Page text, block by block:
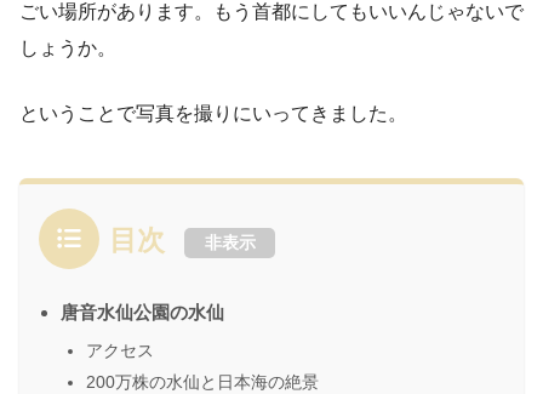
ごい場所があります。もう首都にしてもいいんじゃないで
しょうか。
ということで写真を撮りにいってきました。
目次 非表示
唐音水仙公園の水仙
アクセス
200万株の水仙と日本海の絶景